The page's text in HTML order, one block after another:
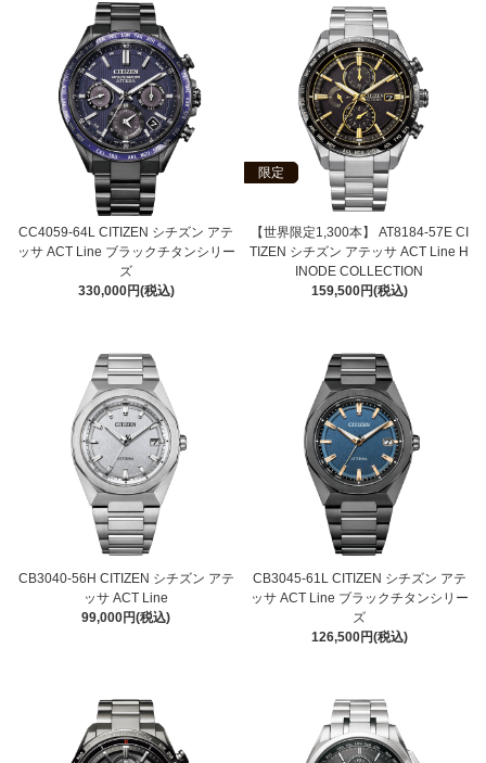
CC4059-64L CITIZEN シチズン アテ
ッサ ACT Line ブラックチタンシリー
ズ
330,000円(税込)
限定
【世界限定1,300本】 AT8184-57E CI
TIZEN シチズン アテッサ ACT Line H
INODE COLLECTION
159,500円(税込)
CB3040-56H CITIZEN シチズン アテ
ッサ ACT Line
99,000円(税込)
CB3045-61L CITIZEN シチズン アテ
ッサ ACT Line ブラックチタンシリー
ズ
126,500円(税込)